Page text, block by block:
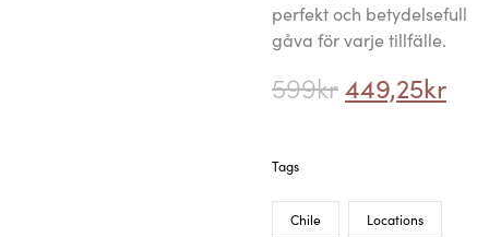
perfekt och betydelsefull
gåva för varje tillfälle.
599kr449,25kr
Tags
Chile Locations